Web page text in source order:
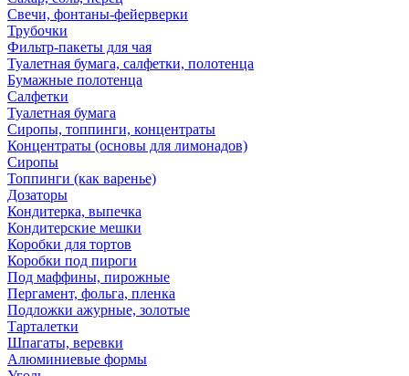
Свечи, фонтаны-фейерверки
Трубочки
Фильтр-пакеты для чая
Туалетная бумага, салфетки, полотенца
Бумажные полотенца
Салфетки
Туалетная бумага
Сиропы, топпинги, концентраты
Концентраты (основы для лимонадов)
Сиропы
Топпинги (как варенье)
Дозаторы
Кондитерка, выпечка
Кондитерские мешки
Коробки для тортов
Коробки под пироги
Под маффины, пирожные
Пергамент, фольга, пленка
Подложки ажурные, золотые
Тарталетки
Шпагаты, веревки
Алюминиевые формы